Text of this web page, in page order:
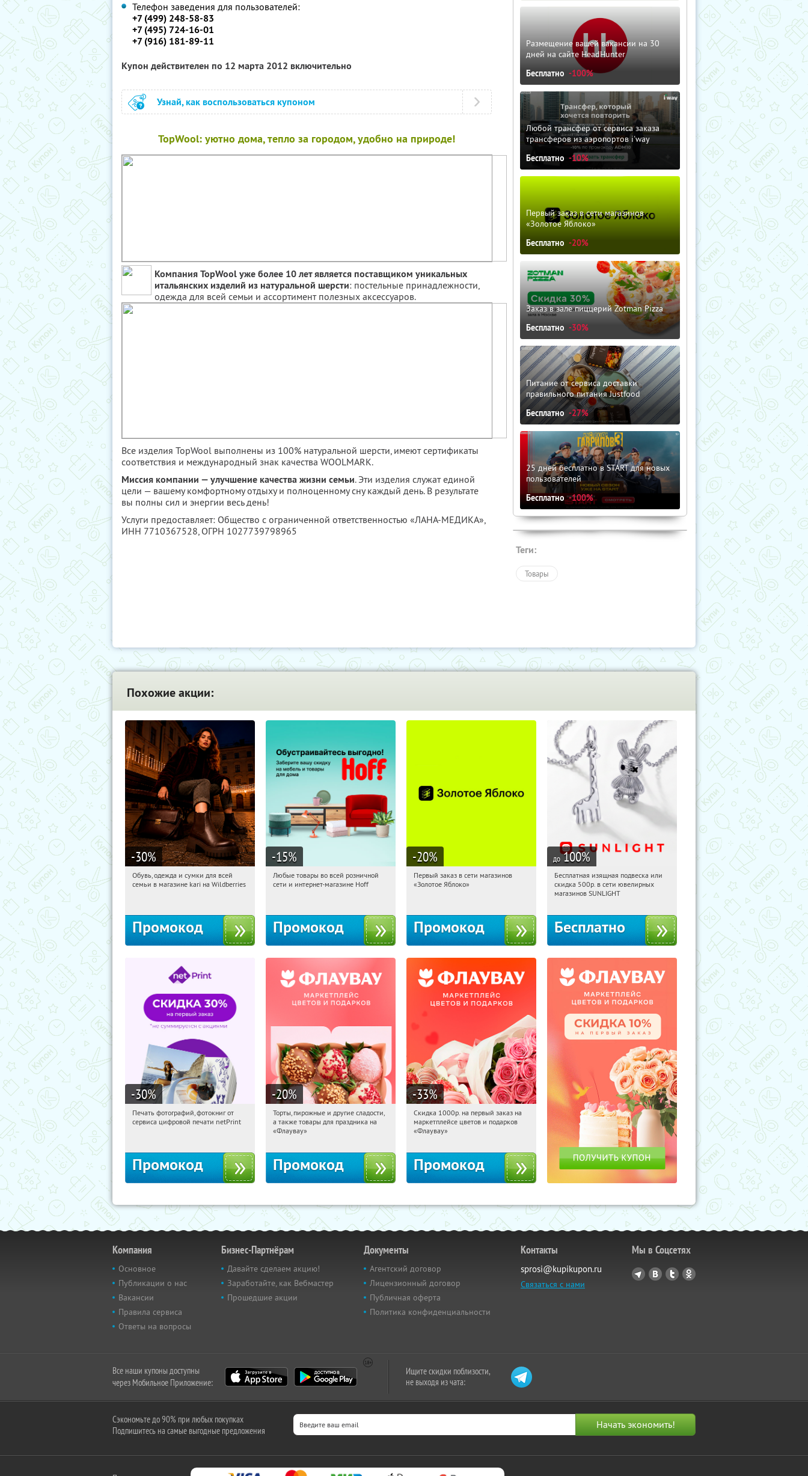
Телефон заведения для пользователей:
+7 (499) 248-58-83
+7 (495) 724-16-01
+7 (916) 181-89-11
Купон действителен по 12 марта 2012 включительно
Узнай, как воспользоваться купоном
TopWool: уютно дома, тепло за городом, удобно на природе!
Компания TopWool уже более 10 лет является поставщиком уникальных
итальянских изделий из натуральной шерсти: постельные принадлежности,
одежда для всей семьи и ассортимент полезных аксессуаров.
Все изделия TopWool выполнены из 100% натуральной шерсти, имеют сертификаты
соответствия и международный знак качества WOOLMARK.
Миссия компании — улучшение качества жизни семьи. Эти изделия служат единой
цели — вашему комфортному отдыху и полноценному сну каждый день. В результате
вы полны сил и энергии весь день!
Услуги предоставляет: Общество с ограниченной ответственностью «ЛАНА-МЕДИКА»,
ИНН 7710367528, ОГРН 1027739798965
Размещение вашей вакансии на 30
дней на сайте HeadHunter
Бесплатно -100%
Любой трансфер от сервиса заказа
трансферов из аэропортов i'way
Бесплатно -10%
Первый заказ в сети магазинов
«Золотое Яблоко»
Бесплатно -20%
Заказ в зале пиццерий Zotman Pizza
Бесплатно -30%
Питание от сервиса доставки
правильного питания Justfood
Бесплатно -27%
25 дней бесплатно в START для новых
пользователей
Бесплатно -100%
Теги:
Товары
Похожие акции:
-30%
16:35:38
Получи первым!
Обувь, одежда и сумки для всей
семьи в магазине kari на Wildberries
Промокод
-15%
16:35:38 Получили:
Любые товары во всей розничной
сети и интернет-магазине Hoff
Промокод
-20%
16:35:38
Получи первым!
Первый заказ в сети магазинов
«Золотое Яблоко»
Промокод
до 100%
16:35:38 Получили:
Россия
Бесплатная изящная подвеска или
скидка 500р. в сети ювелирных
магазинов SUNLIGHT
Бесплатно
-30%
16:35:38 Получили:
Печать фотографий, фотокниг от
сервиса цифровой печати netPrint
Промокод
-20%
16:35:38 Получили:
Россия
Торты, пирожные и другие сладости,
а также товары для праздника на
«Флаувау»
Промокод
-33%
16:35:38 Получили:
Россия
Скидка 1000р. на первый заказ на
маркетплейсе цветов и подарков
«Флаувау»
Промокод
Компания
Основное
Публикации о нас
Вакансии
Правила сервиса
Ответы на вопросы
Бизнес-Партнёрам
Давайте сделаем акцию!
Заработайте, как Вебмастер
Прошедшие акции
Документы
Агентский договор
Лицензионный договор
Публичная оферта
Политика конфиденциальности
Контакты
sprosi@kupikupon.ru
Связаться с нами
Мы в Соцсетях
Все наши купоны доступны
через Мобильное Приложение:
Ищите скидки поблизости,
не выходя из чата:
Сэкономьте до 90% при любых покупках
Подпишитесь на самые выгодные предложения